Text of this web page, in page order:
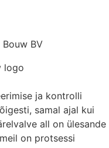
BV
ja kontrolli
samal ajal kui
all on ülesande
on protsessi